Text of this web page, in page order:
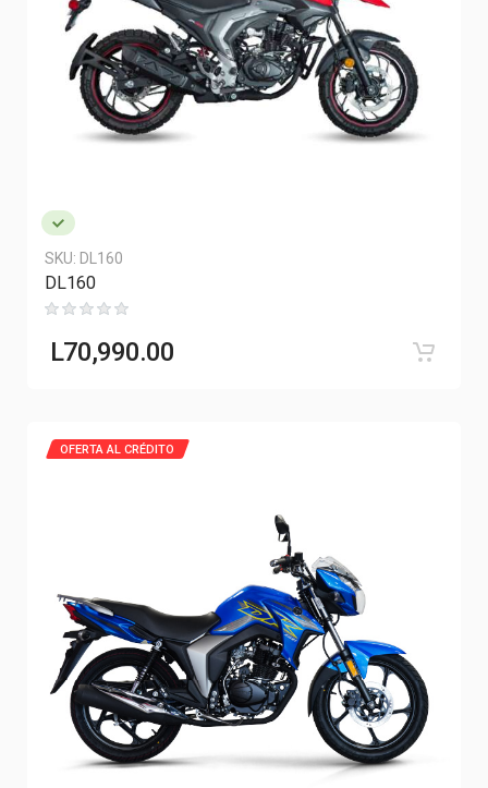
SKU: DL160
DL160
L70,990.00
OFERTA AL CRÉDITO